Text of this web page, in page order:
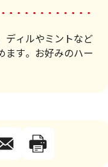
ディルやミントなど
ます。お好みのハー